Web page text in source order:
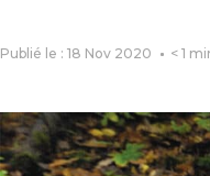
Publié le : 18 Nov 2020 < 1